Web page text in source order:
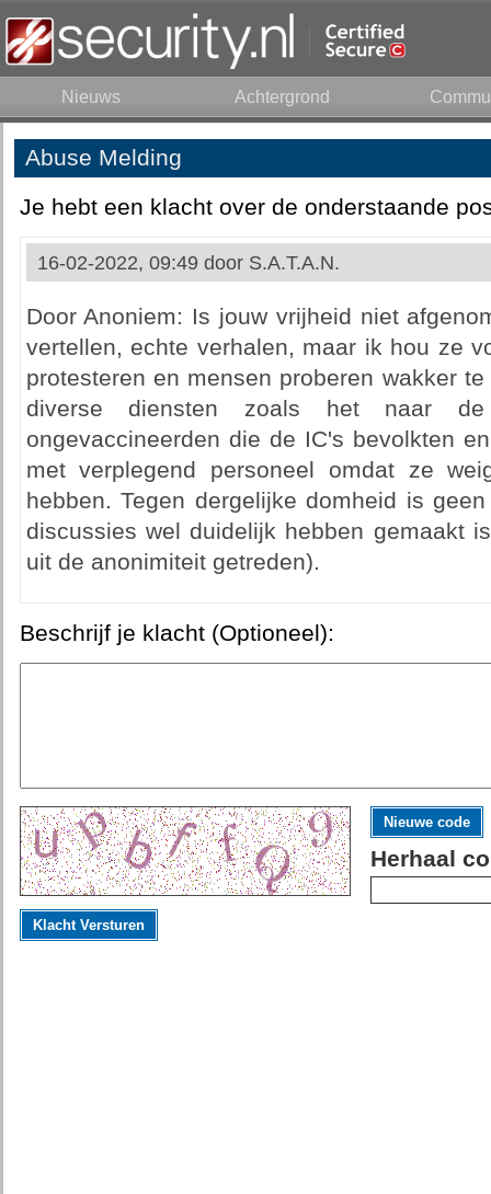
Nieuws Achtergrond
Abuse Melding
Je hebt een klacht over de onderstaande
16-02-2022, 09:49 door S.A.T.A.N.
Door Anoniem: Is jouw vrijheid niet
vertellen, echte verhalen, maar ik hou ze
protesteren en mensen proberen wakker
diverse diensten zoals het naar
ongevaccineerden die de IC's bevolkten
met verplegend personeel omdat ze
hebben. Tegen dergelijke domheid is
discussies wel duidelijk hebben gemaakt
uit de anonimiteit getreden).
Beschrijf je klacht (Optioneel):
Nieuwe code
Herhaal
Klacht Versturen